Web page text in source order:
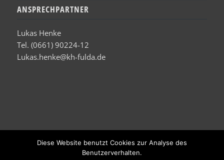
ANSPRECHPARTNER
Lukas Henke
Tel. (0661) 90224-12
Lukas.henke@kh-fulda.de
Diese Website benutzt Cookies zur Analyse des
Benutzerverhalten.